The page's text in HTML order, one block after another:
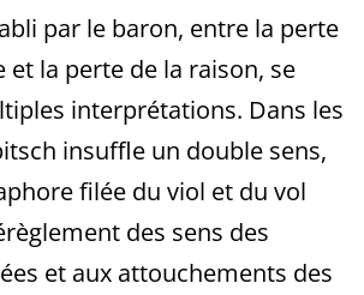
par le baron, entre la perte
la perte de la raison, se
interprétations. Dans les
insuffle un double sens,
filée du viol et du vol
des sens des
et aux attouchements des